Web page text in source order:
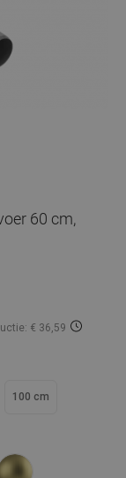
60 cm,
€ 36,59
100 cm